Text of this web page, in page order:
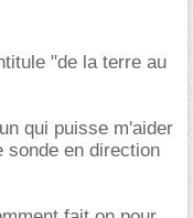
"de la terre au
qui puisse m'aider
sonde en direction